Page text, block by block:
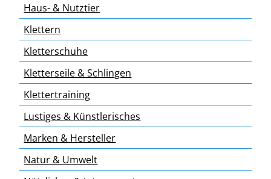
Haus- & Nutztier
Klettern
Kletterschuhe
Kletterseile & Schlingen
Klettertraining
Lustiges & Künstlerisches
Marken & Hersteller
Natur & Umwelt